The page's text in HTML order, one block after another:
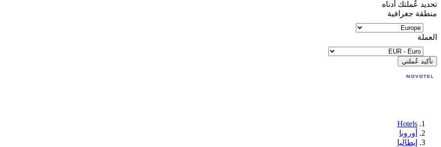
تحديد عُملتك أدناه
منطقة جغرافية
العملة
تأكيد عُملتي
Hotels
أوروبا
إيطاليا